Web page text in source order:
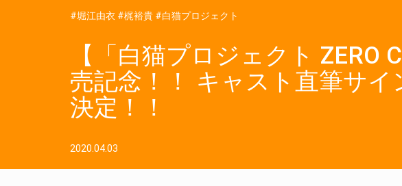
#堀江由衣 #梶裕貴 #白猫プロジェクト
【「白猫プロジェクト ZERO
売記念！！ キャスト直筆サ
決定！！
2020.04.03